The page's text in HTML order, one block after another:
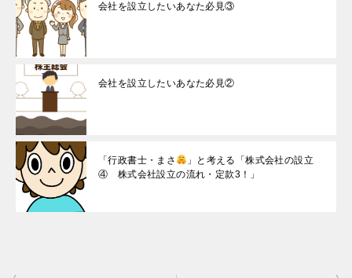
会社を設立したいあなた必見③
会社を設立したいあなた必見②
「行政書士・まさ
」と考える「株式会社の設立
④ 株式会社設立の流れ・定款3！」